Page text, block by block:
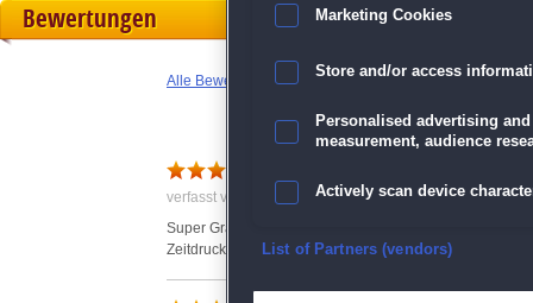
Bewertungen
Alle Bewertungen anzeigen
verfasst von Anonym am 05.01.2021 um 20:26
Super Grafik, toller Spielspaß! Nur wer es enspannt
Zeitdruck trotz Voreinstellung "ENTSPANNT"! Hab
Marketing Cookies
Store and/or access
Personalised advertising
measurement, audience
Actively scan device
Ensure security, prevent
List of Partners (vendors)